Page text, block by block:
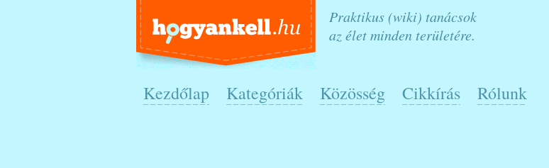
Praktikus (wiki) tanácsok
az élet minden területére.
Kezdőlap Kategóriák Közösség Cikkírás Rólunk